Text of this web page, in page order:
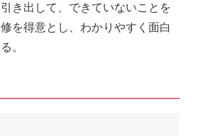
き出して、できていないことを
を得意とし、わかりやすく面白
。